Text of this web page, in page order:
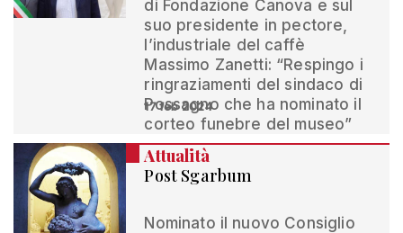
di Fondazione Canova e sul
suo presidente in pectore,
l’industriale del caffè
Massimo Zanetti: “Respingo i
ringraziamenti del sindaco di
Possagno che ha nominato il
corteo funebre del museo”
17 feb 2024
Attualità
Post Sgarbum
Nominato il nuovo Consiglio